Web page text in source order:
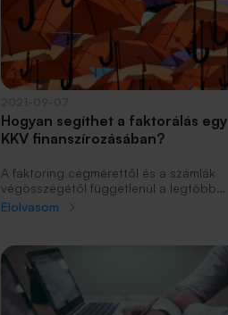
Hogyan segíthet a faktorálás egy
KKV finanszírozásában?
A faktoring cégmérettől és a számlák
végösszegétől függetlenül a legtöbb
vállalkozásnak hasznára válhat – hiszen
bevételeknek?
Elolvasom